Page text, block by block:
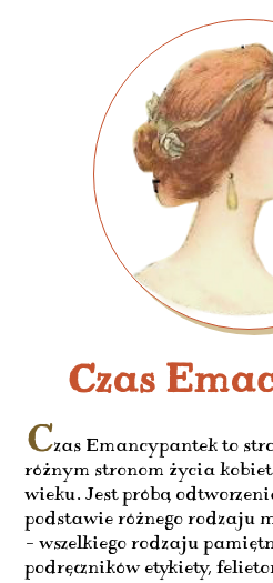
Czas
Czas Emancypantek to
różnym stronom życia
wieku. Jest próbą
podstawie różnego rodzaju
– wszelkiego rodzaju
podręczników etykiety,